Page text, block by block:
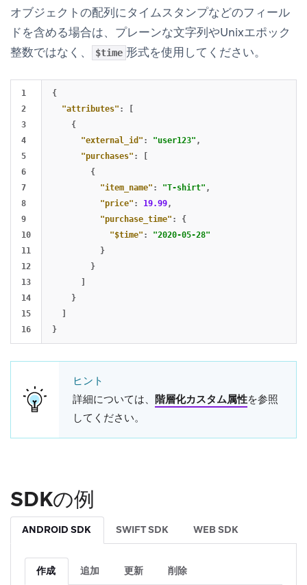
オブジェクトの配列にタイムスタンプなどのフィール
ドを含める場合は、プレーンな文字列やUnixエポック
整数ではなく、
$time 形式を使用してください。
1
2
3
4
5
6
7
8
9
10
11
12
13
14
15
{
"attributes" :
{
"external_id" : "user123" ,
"purchases" :
{
"item_name" : "T-shirt" ,
"price" : 19.99,
"purchase_time" :
{
"$time" :
"2020-05-28"
}
}
}
}
ヒント
詳細については、 階層化カスタム属性を参照
してください。
SDKの例
ANDROID SDK SWIFT SDK WEB SDK
作成 追加 更新 削除